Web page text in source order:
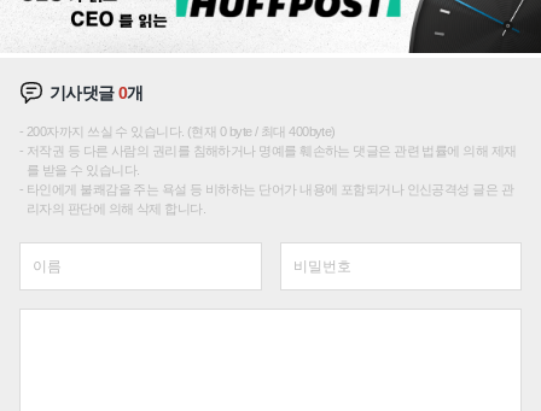
기사댓글0개
200자까지 쓰실 수 있습니다. (현재 0 byte / 최대 400byte)
저작권 등 다른 사람의 권리를 침해하거나 명예를 훼손하는 댓글은 관련 법률에 의해 제재
를 받을 수 있습니다.
타인에게 불쾌감을 주는 욕설 등 비하하는 단어가 내용에 포함되거나 인신공격성 글은 관
리자의 판단에 의해 삭제 합니다.